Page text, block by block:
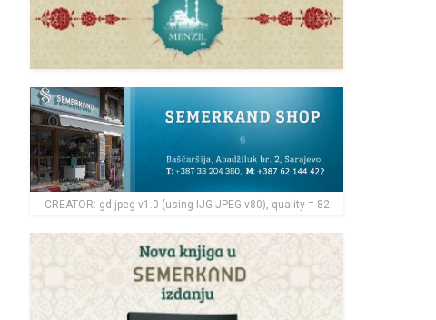
CREATOR: gd-jpeg v1.0 (using IJG JPEG v80), quality = 82